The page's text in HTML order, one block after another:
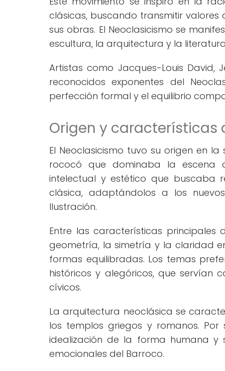
clásicas, buscando transmitir
sus obras. El Neoclasicismo se
escultura, la arquitectura y la
Artistas como Jacques-Louis David,
reconocidos exponentes del
perfección formal y el equilibrio
Origen y características
El Neoclasicismo tuvo su origen en
rococó que dominaba la escena
intelectual y estético que buscaba
clásica, adaptándolos a los
Ilustración.
Entre las características principales
geometría, la simetría y la claridad
formas equilibradas. Los temas
históricos y alegóricos, que servían
cívicos.
La arquitectura neoclásica se
los templos griegos y romanos.
idealización de la forma humana y
emocionales del Barroco.